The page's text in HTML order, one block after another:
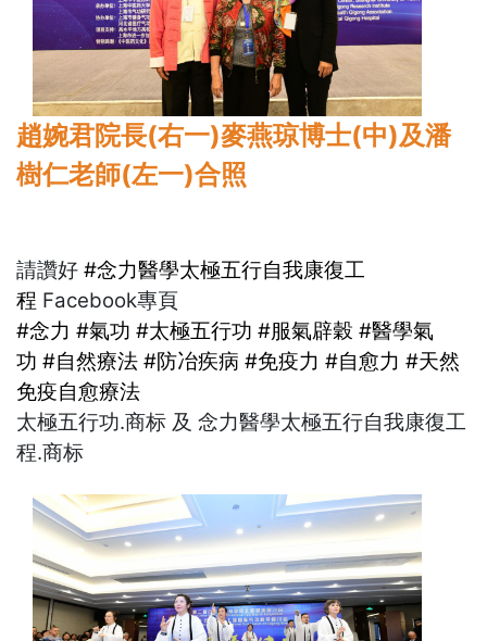
趙婉君院長(右一)麥燕琼博士(中)及潘
樹仁老師(左一)合照
請讚好 #念力醫學太極五行自我康復工
程 Facebook專頁
#念力 #氣功 #太極五行功 #服氣辟穀 #醫學氣
功 #自然療法 #防冶疾病 #免疫力 #自愈力 #天然
免疫自愈療法
太極五行功.商标 及 念力醫學太極五行自我康復工
程.商标